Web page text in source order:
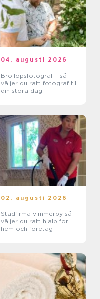
04. augusti 2026
Bröllopsfotograf – så
väljer du rätt fotograf till
din stora dag
02. augusti 2026
Städfirma vimmerby så
väljer du rätt hjälp för
hem och företag